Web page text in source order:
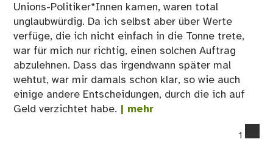
Unions-Politiker*Innen kamen, waren total
unglaubwürdig. Da ich selbst aber über Werte
verfüge, die ich nicht einfach in die Tonne trete,
war für mich nur richtig, einen solchen Auftrag
abzulehnen. Dass das irgendwann später mal
wehtut, war mir damals schon klar, so wie auch
einige andere Entscheidungen, durch die ich auf
Geld verzichtet habe. | mehr
1